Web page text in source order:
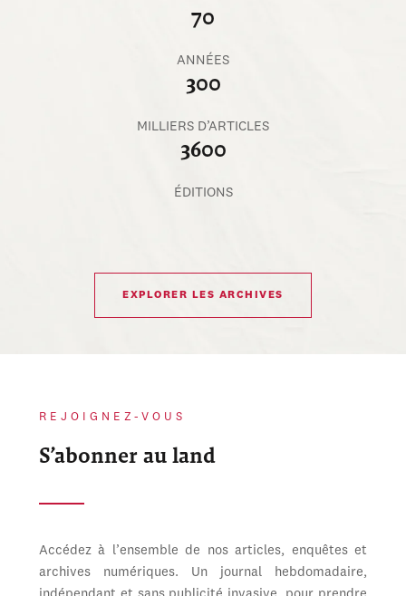
70
ANNÉES
300
MILLIERS D’ARTICLES
3600
ÉDITIONS
EXPLORER LES ARCHIVES
REJOIGNEZ-VOUS
S’abonner au land
Accédez à l’ensemble de nos articles, enquêtes et
archives numériques. Un journal hebdomadaire,